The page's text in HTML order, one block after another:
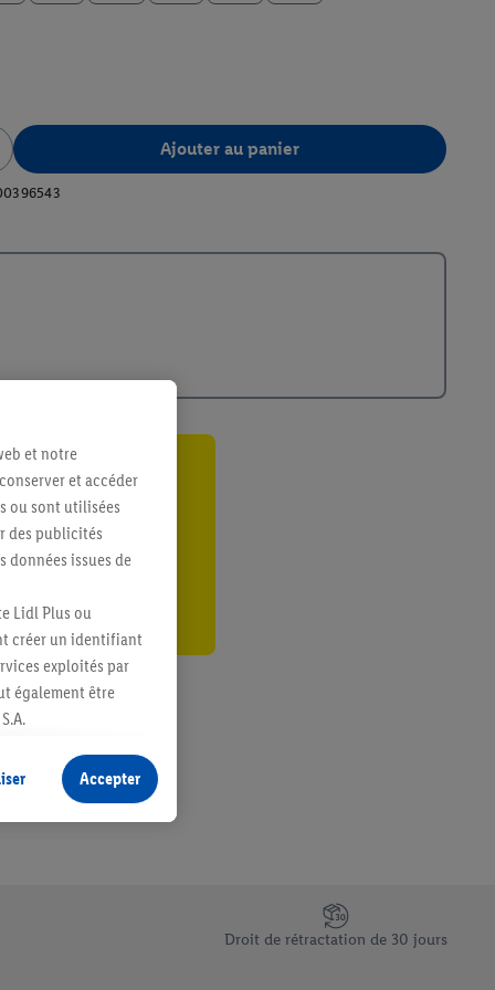
Ajouter au panier
Droit de rétractation de 30 jours
et notre
et accéder
ou sont utilisées
des publicités
données issues de
Lidl Plus ou
créer un identifiant
exploités par
également être
sans procéder à
terminaux ou
échéant, d’autres
En cliquant sur
de plus amples
Accepter